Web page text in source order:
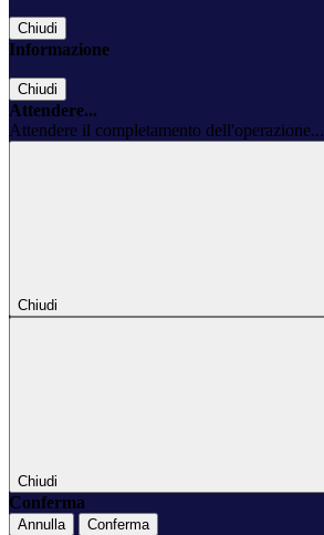
Chiudi
Informazione
Chiudi
Attendere...
Attendere il completamento dell'operazione...
Chiudi
Chiudi
Conferma
Annulla Conferma